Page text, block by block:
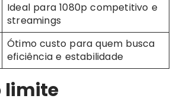
Ideal para 1080p competitivo e
streamings
Ótimo custo para quem busca
eficiência e estabilidade
limite